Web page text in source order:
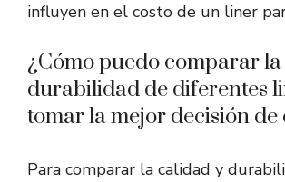
influyen en el costo de un liner
¿Cómo puedo comparar
durabilidad de diferentes
tomar la mejor decisión de
Para comparar la calidad y